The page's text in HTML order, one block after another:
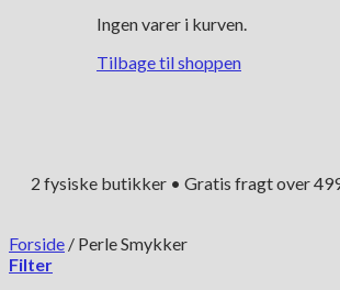
Ingen varer i kurven.
Tilbage til shoppen
2 fysiske butikker • Gratis fragt over
Forside / Perle Smykker
Filter